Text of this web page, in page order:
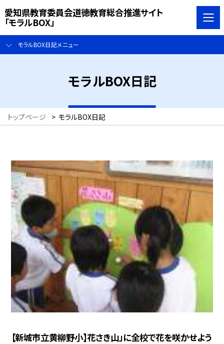
愛知県教育委員会道徳教育総合推進サイト
「モラルBOX」
モラルBOX日記メニュー
モラルBOX日記
トップページ > モラルBOX日記
【新城市立黄柳野小】花さき山」に全校で花を咲かせよう